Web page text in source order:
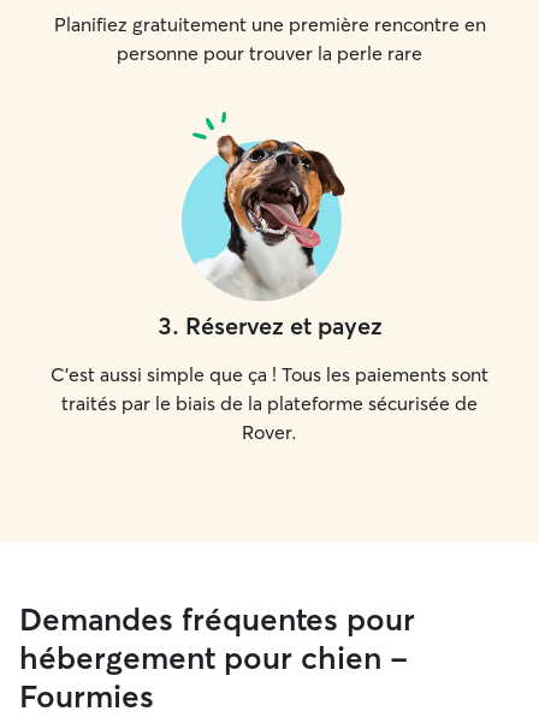
Planifiez gratuitement une première rencontre en
personne pour trouver la perle rare
3. Réservez et payez
C'est aussi simple que ça ! Tous les paiements sont
traités par le biais de la plateforme sécurisée de
Rover.
Demandes fréquentes pour
hébergement pour chien -
Fourmies